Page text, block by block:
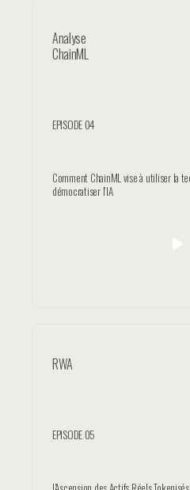
Analyse
ChainML
EPISODE 04
Comment ChainML vise à utiliser la
démocratiser l’IA
RWA
EPISODE 05